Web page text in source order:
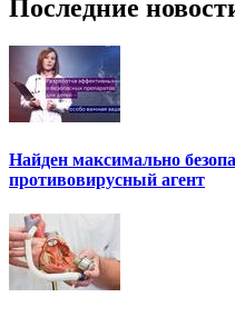
Последние
Найден максимально
противовирусный агент